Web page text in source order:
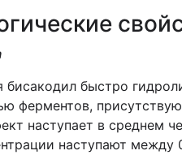
бисакодил быстро
ферментов,
наступает в среднем
наступают между